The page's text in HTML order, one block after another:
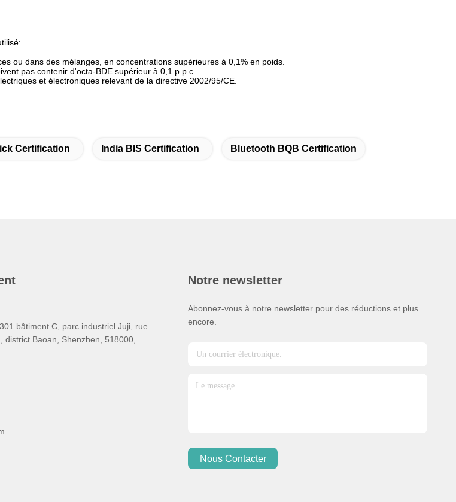
ou dans des mélanges, en concentrations supérieures à 0,1% en poids.
pas contenir d'octa-BDE supérieur à 0,1 p.p.c.
et électroniques relevant de la directive 2002/95/CE.
Certification India BIS Certification Bluetooth BQB Certification
bâtiment C, parc industriel Juji, rue
district Baoan, Shenzhen, 518000,
Notre newsletter
Abonnez-vous à notre newsletter pour des réductions et plus
encore.
Nous Contacter